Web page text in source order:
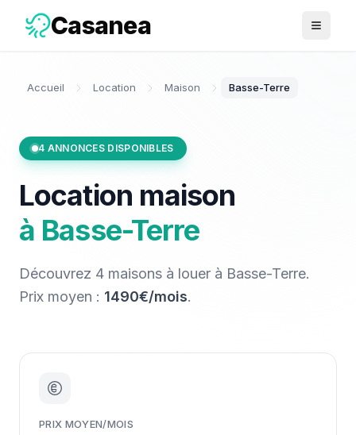
Casanea Ouvrir
Accueil Location Maison Basse-Terre
4 ANNONCES DISPONIBLES
Location maison
à Basse-Terre
Découvrez 4 maisons à louer à Basse-Terre.
Prix moyen : 1490€/mois.
PRIX MOYEN/MOIS